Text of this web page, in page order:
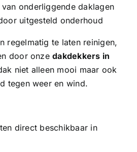
onderliggende daklagen
uitgesteld onderhoud
regelmatig te laten reinigen,
door onzedakdekkers in
niet alleen mooi maar ook
tegen weer en wind.